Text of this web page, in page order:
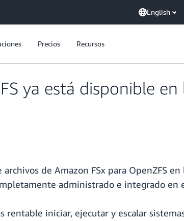
English
Precios Recursos
ya está disponible
de Amazon FSx para OpenZFS
administrado e integrado en
rentable iniciar, ejecutar y escalar